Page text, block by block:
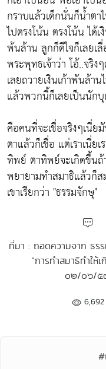
กราบแล้วเด็กนั่นก็น้ำต
ไปตรงโน้น ตรงโน้น ได้
พ้นล้าน ลูกก็ดีใจก็เลยเลื่
พระพุทธเจ้าว่า โอ้..จริง
เลยถวายเงินเก้าพันล้า
แล้วพวกนี้ก็เลยเป็นนัก
คือคนที่จะเชื่อจริงๆเนี่ย
ตาแล้วก็เชื่อ แต่เราเนี่ย
ทิพย์ ตาทิพย์จะเกิดขึ้นถ้
พยายามทำสมาธิแล้วก็ส
เขาเรียกว่า "ธรรมจักษุ"
ที่มา : ถอดความจาก ธร
“การทำสมาธิทำให้
๐๒/๐๖/
6,692
#